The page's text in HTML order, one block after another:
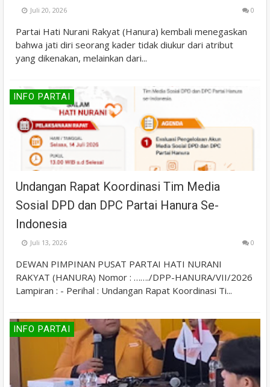
Juli 20, 2026 0
Partai Hati Nurani Rakyat (Hanura) kembali menegaskan
bahwa jati diri seorang kader tidak diukur dari atribut
yang dikenakan, melainkan dari...
INFO PARTAI
Undangan Rapat Koordinasi Tim Media
Sosial DPD dan DPC Partai Hanura Se-
Indonesia
Juli 13, 2026 0
DEWAN PIMPINAN PUSAT PARTAI HATI NURANI
RAKYAT (HANURA) Nomor : ……./DPP-HANURA/VII/2026
Lampiran : - Perihal : Undangan Rapat Koordinasi Ti...
INFO PARTAI